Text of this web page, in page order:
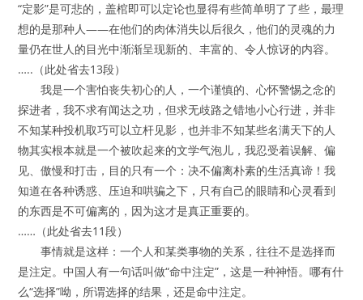
“定影”是可悲的，盖棺即可以定论也显得有些简单明了了些，最理
想的是那种人——在他们的肉体消失以后很久，他们的灵魂的力
量仍在世人的目光中渐渐呈现新的、丰富的、令人惊讶的内容。
…..（此处省去13段）
我是一个害怕丧失初心的人，一个谨慎的、心怀警惕之念的
探进者，我不求有闻达之功，但求无歧路之错地小心行进，并非
不知某种投机取巧可以立杆见影，也并非不知某些名满天下的人
物其实根本就是一个被吹起来的文学气泡儿，我忍受着误解、偏
见、傲慢和打击，目的只有一个：决不偏离朴素的生活真谛！我
知道在各种诱惑、压迫和哄骗之下，只有自己的眼睛和心灵看到
的东西是不可偏离的，因为这才是真正重要的。
……（此处省去11段）
事情就是这样：一个人和某类事物的关系，往往不是选择而
是注定。中国人有一句话叫做“命中注定”，这是一种神悟。哪有什
么“选择”呦，所谓选择的结果，还是命中注定。